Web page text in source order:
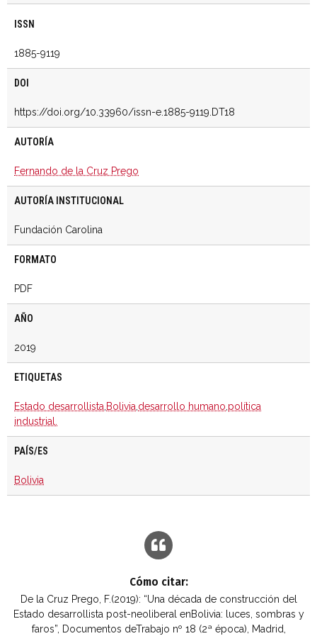
ISSN
1885-9119
DOI
https://doi.org/10.33960/issn-e.1885-9119.DT18
AUTORÍA
Fernando de la Cruz Prego
AUTORÍA INSTITUCIONAL
Fundación Carolina
FORMATO
PDF
AÑO
2019
ETIQUETAS
Estado desarrollista Bolivia desarrollo humano política
industrial.
PAÍS/ES
Bolivia
Cómo citar:
De la Cruz Prego, F.(2019): “Una década de construcción del
Estado desarrollista post-neoliberal enBolivia: luces, sombras y
faros”, Documentos deTrabajo nº 18 (2ª época), Madrid,